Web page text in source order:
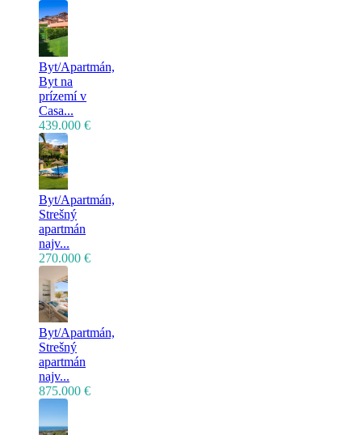
Byt/Apartmán,
Byt na
prízemí v
Casa...
439.000 €
Byt/Apartmán,
Strešný
apartmán
najv...
270.000 €
Byt/Apartmán,
Strešný
apartmán
najv...
875.000 €